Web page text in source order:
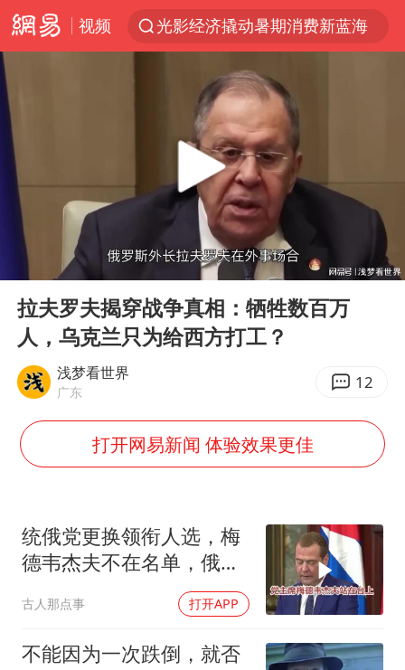
视频
光影经济撬动暑期消费新蓝海
茅台部分直营店飞天茅台提价
台当局重金为“台独”织“皇帝新衣”
老挝国会主席赛宋蓬逝世
酒店回应车内过夜被收150元
黄金牛市回来了吗
杭州全市有序停课
乐享全民健身 共筑健康中国
Play
00:00
拉夫罗夫揭穿战争真相：牺牲数百万
人，乌克兰只为给西方打工？
浅梦看世界
广东 12
打开网易新闻 体验效果更佳
统俄党更换领衔人选，梅
德韦杰夫不在名单，俄政
坛释放出什么信号？
古人那点事 打开APP
不能因为一次跌倒，就否